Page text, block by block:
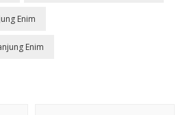
Enim
Enim